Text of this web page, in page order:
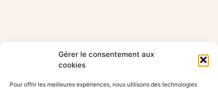
Gérer le consentement aux
cookies
Pour offrir les meilleures expériences, nous utilisons des technologies